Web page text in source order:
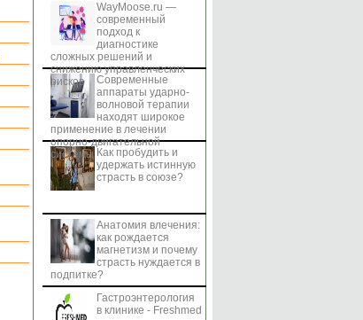
WayMoose.ru —
современный
подход к
диагностике
сложных решений и
снижению управленческих
рисков
Современные
аппараты ударно-
волновой терапии
находят широкое
применение в лечении
опорно-двигательной
системы Как пробудить и
удержать истинную
страсть в союзе?
Анатомия влечения:
как рождается
магнетизм и почему
страсть нуждается в
подпитке?
Гастроэнтерология
в клинике - Freshmed